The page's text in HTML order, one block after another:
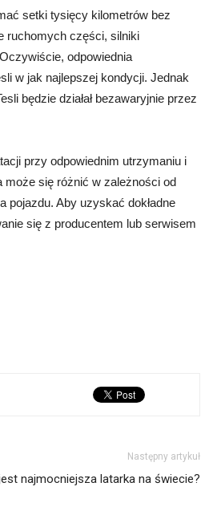
setki tysięcy kilometrów bez
ruchomych części, silniki
odpowiednia
w jak najlepszej kondycji. Jednak
będzie działał bezawaryjnie przez
przy odpowiednim utrzymaniu i
może się różnić w zależności od
pojazdu. Aby uzyskać dokładne
się z producentem lub serwisem
Następny artykuł
najmocniejsza latarka na świecie?